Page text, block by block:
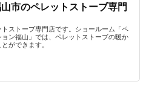
市のペレットストーブ専門
ストーブ専門店です。ショールーム「ペ
ョン福山」では、ペレットストーブの暖か
ができます。